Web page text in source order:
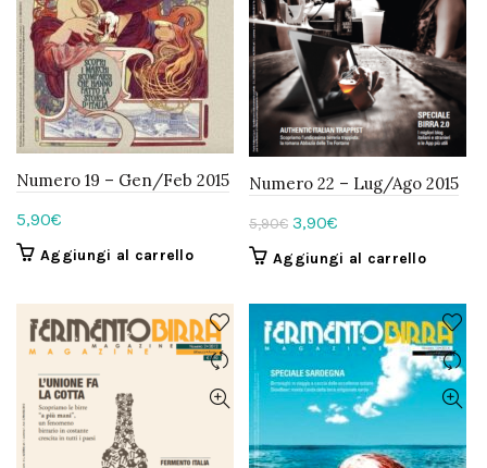
Numero 19 – Gen/Feb 2015
5,90€
Aggiungi al carrello
Numero 22 – Lug/Ago 2015
5,90€ Il
prezzo
era:
5,90€.
3,90€
prezzo
è:
3,90€.
Aggiungi al carrello